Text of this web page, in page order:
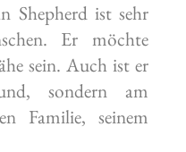
Shepherd ist sehr
Er möchte
sein. Auch ist er
sondern am
Familie, seinem